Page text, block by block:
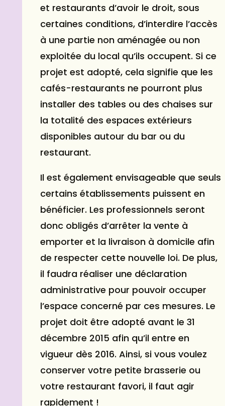
et restaurants d’avoir le droit, sous
certaines conditions, d’interdire l’accès
à une partie non aménagée ou non
exploitée du local qu’ils occupent. Si ce
projet est adopté, cela signifie que les
cafés-restaurants ne pourront plus
installer des tables ou des chaises sur
la totalité des espaces extérieurs
disponibles autour du bar ou du
restaurant.
Il est également envisageable que seuls
certains établissements puissent en
bénéficier. Les professionnels seront
donc obligés d’arrêter la vente à
emporter et la livraison à domicile afin
de respecter cette nouvelle loi. De plus,
il faudra réaliser une déclaration
administrative pour pouvoir occuper
l’espace concerné par ces mesures. Le
projet doit être adopté avant le 31
décembre 2015 afin qu’il entre en
vigueur dès 2016. Ainsi, si vous voulez
conserver votre petite brasserie ou
votre restaurant favori, il faut agir
rapidement !